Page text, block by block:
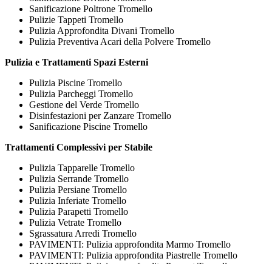
Sanificazione Poltrone Tromello
Pulizie Tappeti Tromello
Pulizia Approfondita Divani Tromello
Pulizia Preventiva Acari della Polvere Tromello
Pulizia e Trattamenti Spazi Esterni
Pulizia Piscine Tromello
Pulizia Parcheggi Tromello
Gestione del Verde Tromello
Disinfestazioni per Zanzare Tromello
Sanificazione Piscine Tromello
Trattamenti Complessivi per Stabile
Pulizia Tapparelle Tromello
Pulizia Serrande Tromello
Pulizia Persiane Tromello
Pulizia Inferiate Tromello
Pulizia Parapetti Tromello
Pulizia Vetrate Tromello
Sgrassatura Arredi Tromello
PAVIMENTI: Pulizia approfondita Marmo Tromello
PAVIMENTI: Pulizia approfondita Piastrelle Tromello